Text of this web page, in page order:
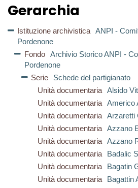
Gerarchia
Istituzione archivistica
ANPI -
Pordenone
Fondo
Archivio Storico ANPI -
Pordenone
Serie
Schede del partigianato
Unità documentaria
Alsido
Unità documentaria
Americo
Unità documentaria
Arzaretti
Unità documentaria
Azzano
Unità documentaria
Azzano
Unità documentaria
Badalic
Unità documentaria
Bagatin
Unità documentaria
Bagattin